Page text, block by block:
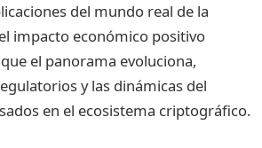
del mundo real de la
impacto económico positivo
el panorama evoluciona,
y las dinámicas del
en el ecosistema criptográfico.